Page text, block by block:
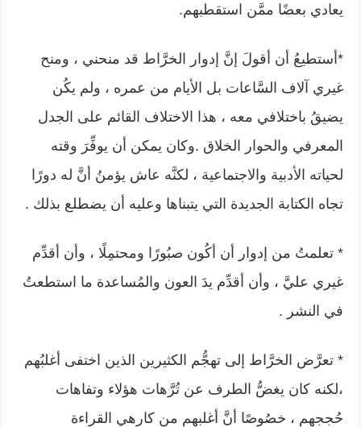
يعادي بعضًا ممَّن استقطبهم.
*أستطيعُ أن أقولَ إنَّ إدوار الخرَّاط قد منحني ، ومنح
غيري آلاف السَّاعات بل الأيام من عمره ، ولم يكُن
يضيقُ باختلافي معه ، هذا الاختلاف القائم على الجدل
المعرفي والحوار الخلاق .وكان يمكن أن يوفِّرَ وقته
لحياته الأدبية والاجتماعية ، لكنَّه عاش يؤمنُ أنَّ له دورًا
تجاه الكتابة الجديدة التي يتبناها وعليه أن يضطلع بذلك .
* تعلمتُ من إدوار أن أكُون صبُورًا ومحتمِلًا ، وأن أقدِّم
غيري عليَّ ، وأن أقدِّم يدَ العون والمُساعدة ما استطعتُ
في النشر .
* تعرَّض الخرَّاط إلى تهجُّم الكثيرين الذين اختفى أغلبُهم
،لكنه كان يغضُّ الطرف عن تُرَّهات هؤلاء وتفاهات
حُججهم ، خصُوصًا أنَّ أغلبهم من كارهي القراءة